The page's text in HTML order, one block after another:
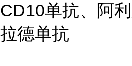
CD10单抗、阿
拉德单抗